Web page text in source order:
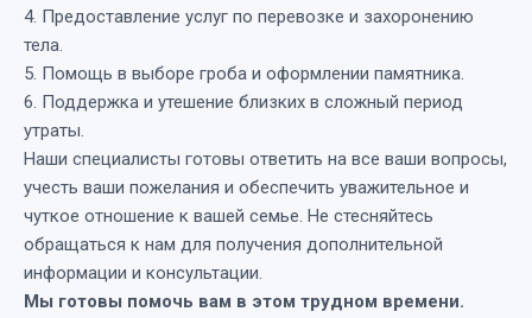
4. Предоставление услуг по перевозке и захоронению
тела.
5. Помощь в выборе гроба и оформлении памятника.
6. Поддержка и утешение близких в сложный период
утраты.
Наши специалисты готовы ответить на все ваши вопросы,
учесть ваши пожелания и обеспечить уважительное и
чуткое отношение к вашей семье. Не стесняйтесь
обращаться к нам для получения дополнительной
информации и консультации.
Мы готовы помочь вам в этом трудном времени.